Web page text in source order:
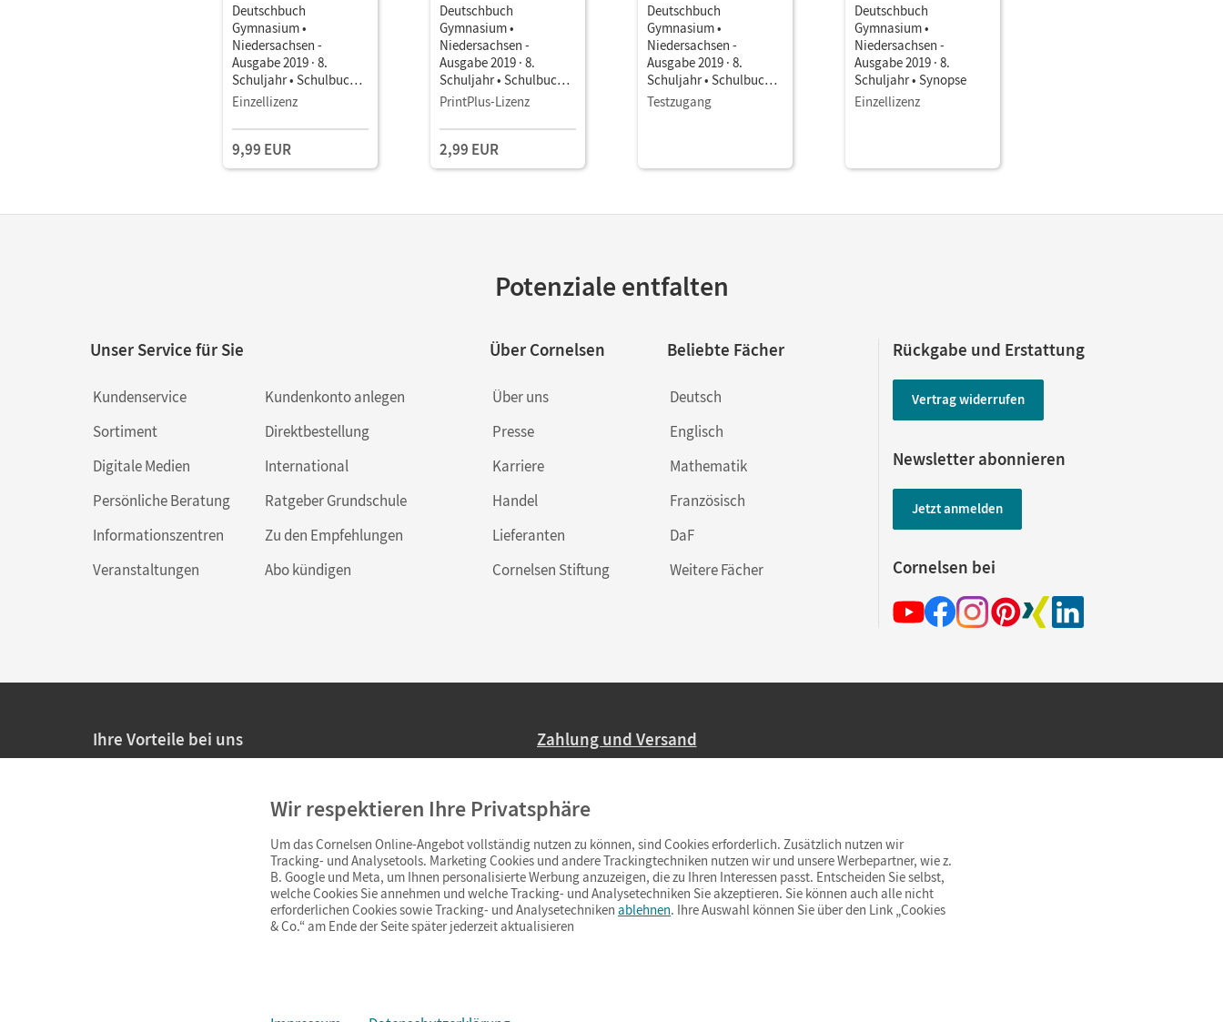
Deutschbuch
Gymnasium •
Niedersachsen -
Ausgabe 2019 · 8.
Schuljahr • Schulbuch
als E-Book Mit Medien
Einzellizenz
9,99 EUR
Deutschbuch
Gymnasium •
Niedersachsen -
Ausgabe 2019 · 8.
Schuljahr • Schulbuch
als E-Book Mit Medien
PrintPlus-Lizenz
2,99 EUR
Deutschbuch
Gymnasium •
Niedersachsen -
Ausgabe 2019 · 8.
Schuljahr • Schulbuch
als E-Book Mit Medien
Testzugang
Deutschbuch
Gymnasium •
Niedersachsen -
Ausgabe 2019 · 8.
Schuljahr • Synopse
Einzellizenz
Potenziale entfalten
Unser Service für Sie
Kundenservice
Sortiment
Digitale Medien
Persönliche Beratung
Informationszentren
Veranstaltungen
Kundenkonto anlegen
Direktbestellung
International
Ratgeber Grundschule
Zu den Empfehlungen
Abo kündigen
Über Cornelsen
Über uns
Presse
Karriere
Handel
Lieferanten
Cornelsen Stiftung
Beliebte Fächer
Deutsch
Englisch
Mathematik
Französisch
DaF
Weitere Fächer
Rückgabe und Erstattung
Vertrag widerrufen
Newsletter abonnieren
Jetzt anmelden
Cornelsen bei
Ihre Vorteile bei uns
Persönliche Angebote für Lehrkräfte
Sicheres Einkaufen mit SSL-Verschlüsselung
Widerrufsfristvon 4 Wochen
Schnelle und einfache Retourenabwicklung
Zahlung und Versand
Ab 59,– EUR Bestellwert liefern wir versandkostenfrei innerhalb Deutschlands
(Lieferung in 3–6 Tagen).
Wir respektieren Ihre Privatsphäre
Um das Cornelsen Online-Angebot vollständig nutzen zu können, sind Cookies erforderlich. Zusätzlich nutzen wir
Tracking- und Analysetools. Marketing Cookies und andere Trackingtechniken nutzen wir und unsere Werbepartner, wie z.
B. Google und Meta, um Ihnen personalisierte Werbung anzuzeigen, die zu Ihren Interessen passt. Entscheiden Sie selbst,
welche Cookies Sie annehmen und welche Tracking- und Analysetechniken Sie akzeptieren. Sie können auch alle nicht
erforderlichen Cookies sowie Tracking- und Analysetechniken ablehnen. Ihre Auswahl können Sie über den Link „Cookies
& Co.“ am Ende der Seite später jederzeit aktualisieren